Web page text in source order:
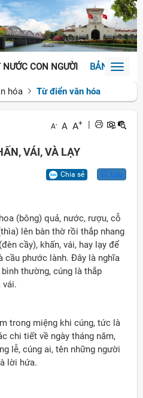
CON NGƯỜI BẢN SẮCToggle
hóa Từ điển văn hóa
A- A A+
VÁI, VÀ LẠY
Chia sẻ Lưu
(bông) quả, nước, rượu, cỗ
lên bàn thờ rồi thắp nhang
cầy), khấn, vái, hay lạy để
cầu phước lành. Đây là nghĩa
thường, cúng là thắp
vái.
trong miệng khi cúng, tức là
chi tiết về ngày tháng năm,
lễ, cúng ai, tên những người
lời hứa.